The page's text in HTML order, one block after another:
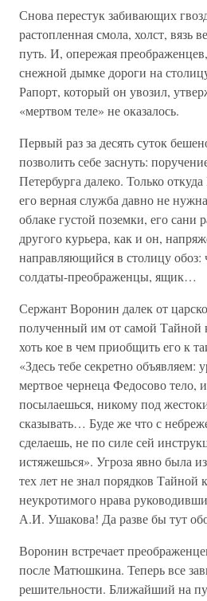
Снова перестук забивающих
растопленная смола, холст, вязь
путь. И, опережая
снежной дымке дороги на
Рапорт, который он увозил,
«мертвом теле» не оказалось.
Первый раз за десять суток
позволить себе заснуть:
Петербурга далеко. Только
его верная служба давно не
облаке густой поземки, его сани
другого курьера, как и он,
направляющийся в столицу обоз:
солдаты-преображенцы, ящик…
Сержант Воронин далек от
полученный им от самой Тайной
хоть кое в чем приобщить его к
«Здесь тебе секретно объявляем:
мертвое чернеца Федосово тело,
посылаешься, никому под
сказывать… Буде же что с
сделаешь, не по силе сей
истяжешься». Угроза явно была
тех лет не знал порядков Тайной
неукротимого нрава
А.И. Ушакова! Да разве бы тут
Воронин встречает
после Матюшкина. Теперь все
решительности. Ближайший на